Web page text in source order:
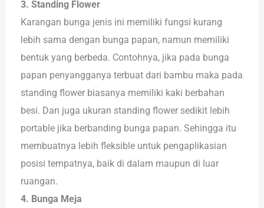
3. Standing Flower
Karangan bunga jenis ini memiliki fungsi kurang
lebih sama dengan bunga papan, namun memiliki
bentuk yang berbeda. Contohnya, jika pada bunga
papan penyangganya terbuat dari bambu maka pada
standing flower biasanya memiliki kaki berbahan
besi. Dan juga ukuran standing flower sedikit lebih
portable jika berbanding bunga papan. Sehingga itu
membuatnya lebih fleksible untuk pengaplikasian
posisi tempatnya, baik di dalam maupun di luar
ruangan.
4. Bunga Meja